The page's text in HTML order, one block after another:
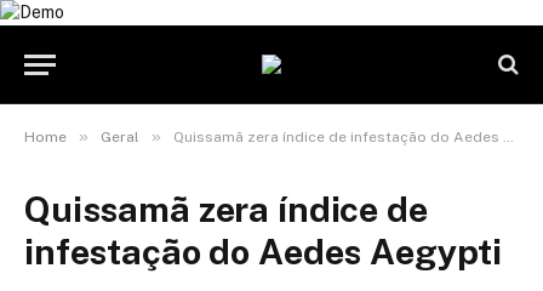
Home » Geral » Quissamã zera índice de infestação do Aedes Aegypti
Quissamã zera índice de
infestação do Aedes Aegypti